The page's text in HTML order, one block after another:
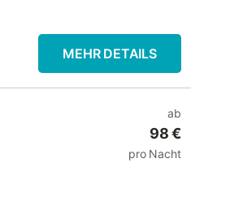
MEHR DETAILS
ab
98 €
pro Nacht